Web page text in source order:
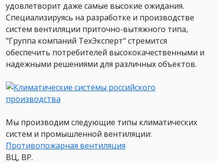
удовлетворит даже самые высокие ожидания.
Специализируясь на разработке и производстве
систем вентиляции приточно-вытяжного типа,
"Группа компаний ТехЭксперт" стремится
обеспечить потребителей высококачественными и
надежными решениями для различных объектов.
Мы производим следующие типы климатических
систем и промышленной вентиляции:
Противопожарная вентиляция
ВЦ, ВР.